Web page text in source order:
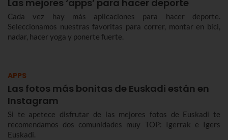
Las mejores ‘apps’ para hacer deporte
Cada vez hay más aplicaciones para hacer deporte.
Seleccionamos nuestras favoritas para correr, montar en bici,
nadar, hacer yoga y ponerte fuerte.
APPS
Las fotos más bonitas de Euskadi están en
Instagram
Si te apetece disfrutar de las mejores fotos de Euskadi te
recomendamos dos comunidades muy TOP: Igerrak e Igers
Euskadi.